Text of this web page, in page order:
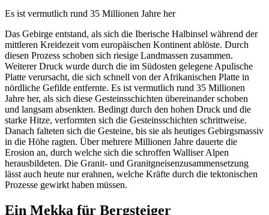
Es ist vermutlich rund 35 Millionen Jahre her
Das Gebirge entstand, als sich die Iberische Halbinsel während der
mittleren Kreidezeit vom europäischen Kontinent ablöste. Durch
diesen Prozess schoben sich riesige Landmassen zusammen.
Weiterer Druck wurde durch die im Südosten gelegene Apulische
Platte verursacht, die sich schnell von der Afrikanischen Platte in
nördliche Gefilde entfernte. Es ist vermutlich rund 35 Millionen
Jahre her, als sich diese Gesteinsschichten übereinander schoben
und langsam absenkten. Bedingt durch den hohen Druck und die
starke Hitze, verformten sich die Gesteinsschichten schrittweise.
Danach falteten sich die Gesteine, bis sie als heutiges Gebirgsmassiv
in die Höhe ragten. Über mehrere Millionen Jahre dauerte die
Erosion an, durch welche sich die schroffen Walliser Alpen
herausbildeten. Die Granit- und Granitgneisenzusammensetzung
lässt auch heute nur erahnen, welche Kräfte durch die tektonischen
Prozesse gewirkt haben müssen.
Ein Mekka für Bergsteiger